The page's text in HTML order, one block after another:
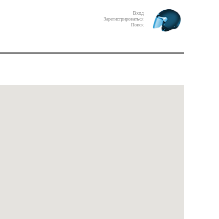
Вход
Зарегистрироваться
Поиск